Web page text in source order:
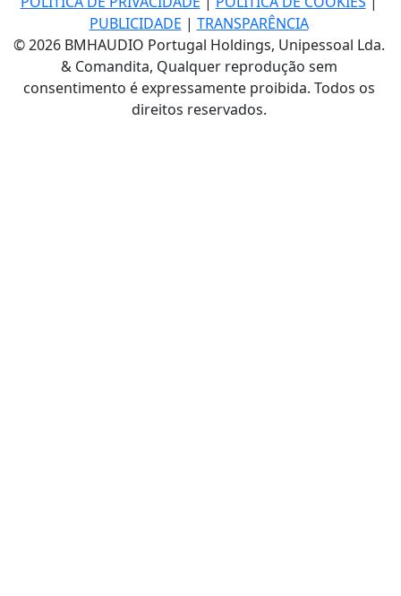
PUBLICIDADE | TRANSPARÊNCIA
© 2026 BMHAUDIO Portugal Holdings, Unipessoal Lda.
& Comandita, Qualquer reprodução sem
consentimento é expressamente proibida. Todos os
direitos reservados.